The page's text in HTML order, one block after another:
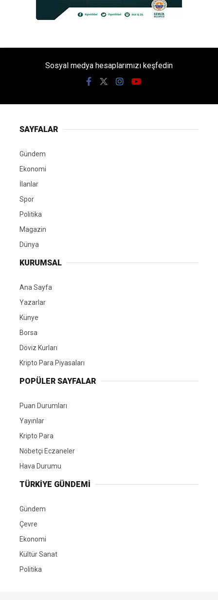
Sosyal medya hesaplarımızı keşfedin
SAYFALAR
Gündem
Ekonomi
İlanlar
Spor
Politika
Magazin
Dünya
KURUMSAL
Ana Sayfa
Yazarlar
Künye
Borsa
Döviz Kurları
Kripto Para Piyasaları
POPÜLER SAYFALAR
Puan Durumları
Yayınlar
Kripto Para
Nöbetçi Eczaneler
Hava Durumu
TÜRKIYE GÜNDEMI
Gündem
Çevre
Ekonomi
Kültür Sanat
Politika